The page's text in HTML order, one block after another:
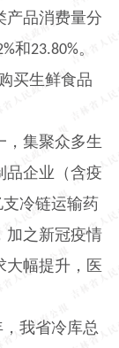
产品消费量分
和23.80%。
买生鲜食品
，集聚众多生
品企业（含疫
支冷链运输药
加之新冠疫情
大幅提升，医
，我省冷库总